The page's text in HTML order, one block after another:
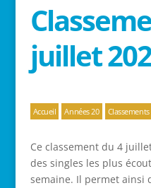
juillet
Accueil Années 20 Classements
Ce classement du 4
des singles les plus
semaine. Il permet ainsi